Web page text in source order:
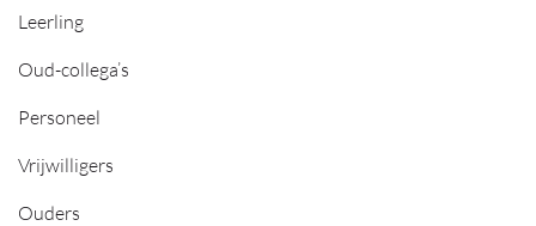
Leerling
Oud-collega’s
Personeel
Vrijwilligers
Ouders